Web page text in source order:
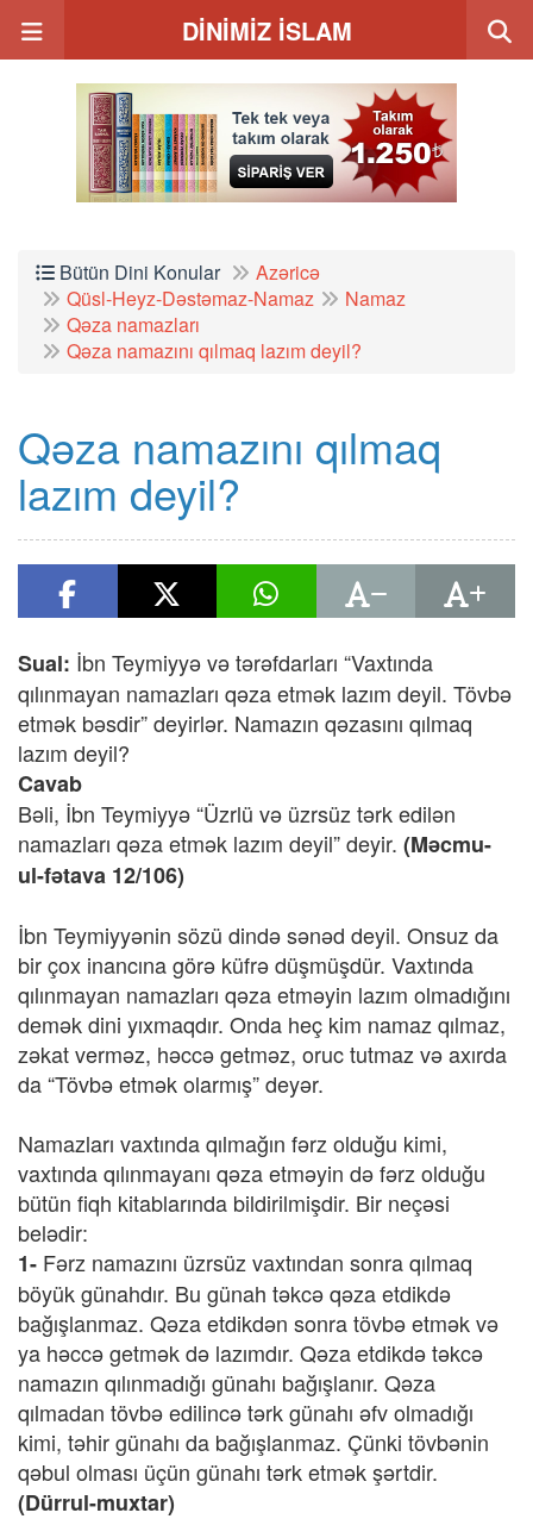
DİNİMİZ İSLAM
Bütün Dini Konular
Azəricə
Qüsl-Heyz-Dəstəmaz-Namaz
Namaz
Qəza namazları
Qəza namazını qılmaq lazım deyil?
Qəza namazını qılmaq
lazım deyil?
Sual: İbn Teymiyyə və tərəfdarları “Vaxtında
qılınmayan namazları qəza etmək lazım deyil. Tövbə
etmək bəsdir” deyirlər. Namazın qəzasını qılmaq
lazım deyil?
Cavab
Bəli, İbn Teymiyyə “Üzrlü və üzrsüz tərk edilən
namazları qəza etmək lazım deyil” deyir. (Məcmu-
ul-fətava 12/106)
İbn Teymiyyənin sözü dində sənəd deyil. Onsuz da
bir çox inancına görə küfrə düşmüşdür. Vaxtında
qılınmayan namazları qəza etməyin lazım olmadığını
demək dini yıxmaqdır. Onda heç kim namaz qılmaz,
zəkat verməz, həccə getməz, oruc tutmaz və axırda
da “Tövbə etmək olarmış” deyər.
Namazları vaxtında qılmağın fərz olduğu kimi,
vaxtında qılınmayanı qəza etməyin də fərz olduğu
bütün fiqh kitablarında bildirilmişdir. Bir neçəsi
belədir:
1- Fərz namazını üzrsüz vaxtından sonra qılmaq
böyük günahdır. Bu günah təkcə qəza etdikdə
bağışlanmaz. Qəza etdikdən sonra tövbə etmək və
ya həccə getmək də lazımdır. Qəza etdikdə təkcə
namazın qılınmadığı günahı bağışlanır. Qəza
qılmadan tövbə edilincə tərk günahı əfv olmadığı
kimi, təhir günahı da bağışlanmaz. Çünki tövbənin
qəbul olması üçün günahı tərk etmək şərtdir.
(Dürrul-muxtar)